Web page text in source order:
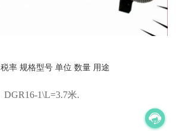
税率 规格型号 单位 数量 用途
DGR16-1\L=3.7米.